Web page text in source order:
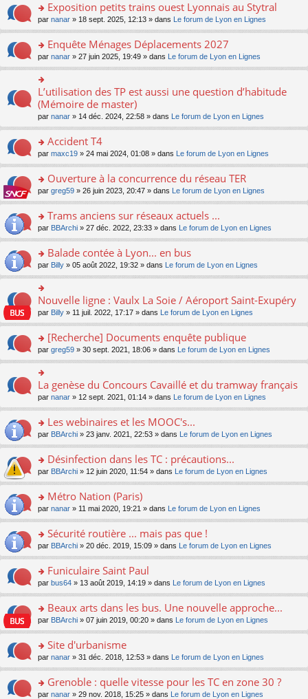
ult
er
le
m
e
s
g
e
n
o
lu
le
pl
u
s
e
nt
o
n
ult
er
le
m
s
a
e
n
o
lu
le
pl
u
s
e
nt
Exposition petits trains ouest Lyonnais au Stytral
par nanar » 18 sept. 2025, 12:13 » dans Le forum de Lyon en Lignes
o
n
s
ult
er
le
m
e
s
a
e
n
o
lu
le
pl
u
s
c
nt
Enquête Ménages Déplacements 2027
par nanar » 27 juin 2025, 19:49 » dans Le forum de Lyon en Lignes
n
s
ult
er
le
m
e
s
a
g
e
n
lu
le
pl
u
s
c
e
nt
L’utilisation des TP est aussi une question d’habitude
(Mémoire de master)
par nanar » 14 déc. 2024, 22:58 » dans Le forum de Lyon en Lignes
o
n
ult
er
le
m
e
a
g
e
n
o
lu
pl
u
s
ré
c
e
nt
Accident T4
par maxc19 » 24 mai 2024, 01:08 » dans Le forum de Lyon en Lignes
o
n
ult
er
le
m
e
s
g
e
n
o
lu
pl
u
s
ré
e
nt
Ouverture à la concurrence du réseau TER
par greg59 » 26 juin 2023, 20:47 » dans Le forum de Lyon en Lignes
o
n
ult
er
le
m
e
s
g
e
n
o
n
le
u
s
ré
e
nt
Trams anciens sur réseaux actuels ...
par BBArchi » 27 déc. 2022, 23:33 » dans Le forum de Lyon en Lignes
o
n
s
ult
er
le
m
e
s
a
e
n
o
n
le
u
s
ré
e
nt
Balade contée à Lyon... en bus
par Billy » 05 août 2022, 19:32 » dans Le forum de Lyon en Lignes
o
n
er
le
m
e
s
a
g
e
n
o
lu
le
pl
u
s
e
nt
Nouvelle ligne : Vaulx La Soie / Aéroport Saint-Exupéry
par Billy » 11 juil. 2022, 17:17 » dans Le forum de Lyon en Lignes
o
n
s
ult
er
le
m
e
s
g
e
n
o
lu
pl
u
s
c
e
nt
[Recherche] Documents enquête publique
par greg59 » 30 sept. 2021, 18:06 » dans Le forum de Lyon en Lignes
n
er
le
m
e
s
a
g
e
n
n
lu
le
pl
u
c
e
nt
La genèse du Concours Cavaillé et du tramway français
par nanar » 12 sept. 2021, 01:14 » dans Le forum de Lyon en Lignes
o
n
ult
er
le
m
e
a
g
e
n
n
le
pl
u
ré
c
e
nt
Les webinaires et les MOOC's...
par BBArchi » 23 janv. 2021, 22:53 » dans Le forum de Lyon en Lignes
o
n
ult
er
le
m
e
a
g
e
n
n
le
pl
u
ré
Désinfection dans les TC : précautions...
par BBArchi » 12 juin 2020, 11:54 » dans Le forum de Lyon en Lignes
o
n
ult
er
le
m
e
a
g
e
n
n
le
pl
Métro Nation (Paris)
par nanar » 11 mai 2020, 19:21 » dans Le forum de Lyon en Lignes
o
n
ult
er
le
m
e
a
g
e
n
Sécurité routière ... mais pas que !
par BBArchi » 20 déc. 2019, 15:09 » dans Le forum de Lyon en Lignes
o
n
ult
er
le
m
e
a
g
Funiculaire Saint Paul
par bus64 » 13 août 2019, 14:19 » dans Le forum de Lyon en Lignes
o
n
ult
er
le
m
e
Beaux arts dans les bus. Une nouvelle approche...
par BBArchi » 07 juin 2019, 00:20 » dans Le forum de Lyon en Lignes
o
n
ult
Site d'urbanisme
par nanar » 31 déc. 2018, 12:53 » dans Le forum de Lyon en Lignes
o
Grenoble : quelle vitesse pour les TC en zone 30 ?
par nanar » 29 nov. 2018, 15:25 » dans Le forum de Lyon en Lignes